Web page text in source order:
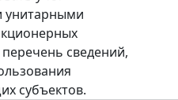
унитарными
сведений,
субъектов.